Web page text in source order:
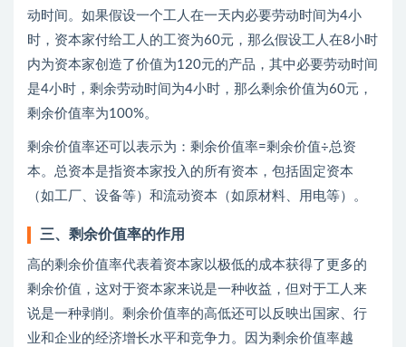
动时间。如果假设一个工人在一天内必要劳动时间为4小
时，资本家付给工人的工资为60元，那么假设工人在8小时
内为资本家创造了价值为120元的产品，其中必要劳动时间
是4小时，剩余劳动时间为4小时，那么剩余价值为60元，
剩余价值率为100%。
剩余价值率还可以表示为：剩余价值率=剩余价值÷总资
本。总资本是指资本家投入的所有资本，包括固定资本
（如工厂、设备等）和流动资本（如原材料、用电等）。
三、剩余价值率的作用
高的剩余价值率代表着资本家以极低的成本获得了更多的
剩余价值，这对于资本家来说是一种收益，但对于工人来
说是一种剥削。剩余价值率的高低还可以反映出国家、行
业和企业的经济增长水平和竞争力。因为剩余价值率越